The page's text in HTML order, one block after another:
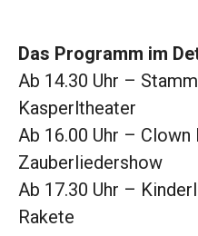
Das Programm im
Ab 14.30 Uhr –
Kasperltheater
Ab 16.00 Uhr –
Zauberliedershow
Ab 17.30 Uhr –
Rakete